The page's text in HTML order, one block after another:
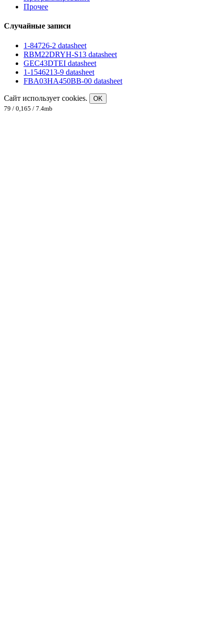
Прочее
Случайные записи
1-84726-2 datasheet
RBM22DRYH-S13 datasheet
GEC43DTEI datasheet
1-1546213-9 datasheet
FBA03HA450BB-00 datasheet
Сайт использует cookies.
OK
79 / 0,165 / 7.4mb